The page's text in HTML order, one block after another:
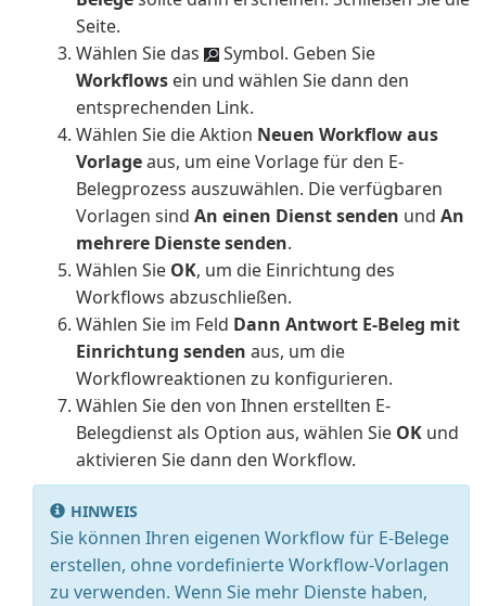
Seite.
Wählen Sie das
Symbol. Geben Sie
Workflows ein und wählen Sie dann den
entsprechenden Link.
Wählen Sie die Aktion Neuen Workflow aus
Vorlageaus, um eine Vorlage für den E-
Belegprozess auszuwählen. Die verfügbaren
Vorlagen sind An einen Dienst senden und An
mehrere Dienste senden.
Wählen Sie OK, um die Einrichtung des
Workflows abzuschließen.
Wählen Sie im Feld Dann Antwort E-Beleg mit
Einrichtung senden aus, um die
Workflowreaktionen zu konfigurieren.
Wählen Sie den von Ihnen erstellten E-
Belegdienst als Option aus, wählen Sie OK und
aktivieren Sie dann den Workflow.
HINWEIS
Sie können Ihren eigenen Workflow für E-Belege
erstellen, ohne vordefinierte Workflow-Vorlagen
zu verwenden. Wenn Sie mehr Dienste haben,